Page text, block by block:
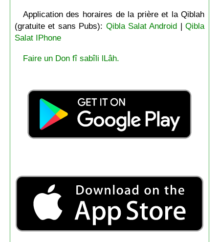
Application des horaires de la prière et la Qiblah
(gratuite et sans Pubs): Qibla Salat Android |Qibla
Salat IPhone
Faire un Don fî sabîli lLâh.